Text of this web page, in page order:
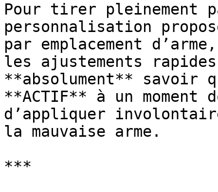
Pour tirer pleinement
personnalisation
par emplacement
les ajustements
**absolument** savoir
**ACTIF** à un
d’appliquer
la mauvaise arme.
***